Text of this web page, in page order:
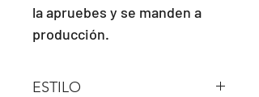
la apruebes y se manden a
producción.
ESTILO